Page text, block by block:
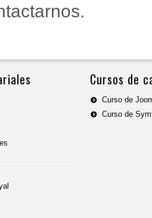
Cursos de
Curso de
Curso de